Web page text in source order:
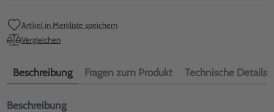
Artikel in Merkliste speichern
Vergleichen
Beschreibung Fragen zum Produkt Technische Details
Beschreibung